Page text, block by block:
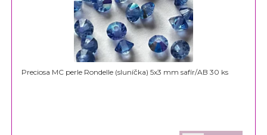
Preciosa MC perle Rondelle (sluníčka) 5x3 mm safír/AB 30 ks